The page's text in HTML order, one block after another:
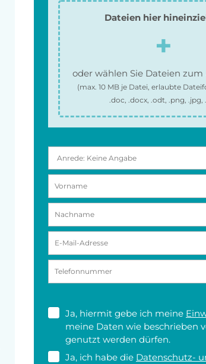
Dateien hier
oder wählen Sie Dateien zum
(max.10 MB je Datei, erlaubte
.doc, .docx, .odt, .png, .jpg,
Ja, hiermit gebe ich meine
meine Daten wie beschrieben
genutzt werden dürfen.
Ja, ich habe die Datenschutz-